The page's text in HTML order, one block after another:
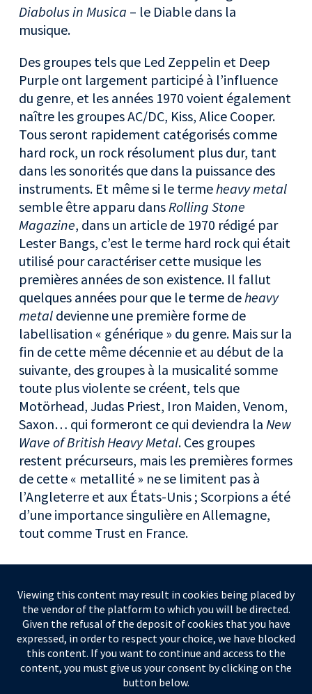
Diabolus in Musica – le Diable dans la
musique.
Des groupes tels que Led Zeppelin et Deep
Purple ont largement participé à l’influence
du genre, et les années 1970 voient également
naître les groupes AC/DC, Kiss, Alice Cooper.
Tous seront rapidement catégorisés comme
hard rock, un rock résolument plus dur, tant
dans les sonorités que dans la puissance des
instruments. Et même si le terme heavy metal
semble être apparu dans Rolling Stone
Magazine, dans un article de 1970 rédigé par
Lester Bangs, c’est le terme hard rock qui était
utilisé pour caractériser cette musique les
premières années de son existence. Il fallut
quelques années pour que le terme de heavy
metal devienne une première forme de
labellisation « générique » du genre. Mais sur la
fin de cette même décennie et au début de la
suivante, des groupes à la musicalité somme
toute plus violente se créent, tels que
Motörhead, Judas Priest, Iron Maiden, Venom,
Saxon… qui formeront ce qui deviendra la New
Wave of British Heavy Metal. Ces groupes
restent précurseurs, mais les premières formes
de cette « metallité » ne se limitent pas à
l’Angleterre et aux États-Unis ; Scorpions a été
d’une importance singulière en Allemagne,
tout comme Trust en France.
Viewing this content may result in cookies being placed by
the vendor of the platform to which you will be directed.
Given the refusal of the deposit of cookies that you have
expressed, in order to respect your choice, we have blocked
this content. If you want to continue and access to the
content, you must give us your consent by clicking on the
button below.